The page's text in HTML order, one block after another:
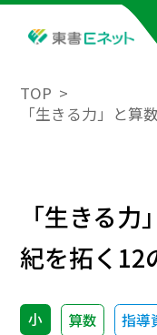
TOP
「生きる力」と
「生きる
紀を拓く
小 算数 指導